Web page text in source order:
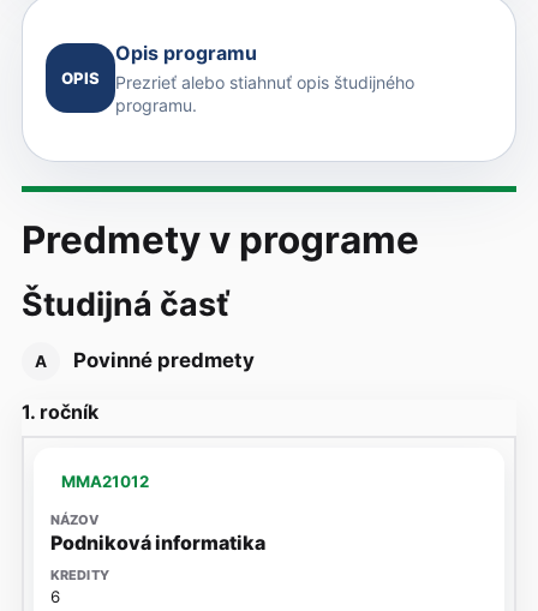
OPIS
Opis programu
Prezrieť alebo stiahnuť opis študijného
programu.
Predmety v programe
Študijná časť
A Povinné predmety
1. ročník
MMA21012
Podniková informatika
6